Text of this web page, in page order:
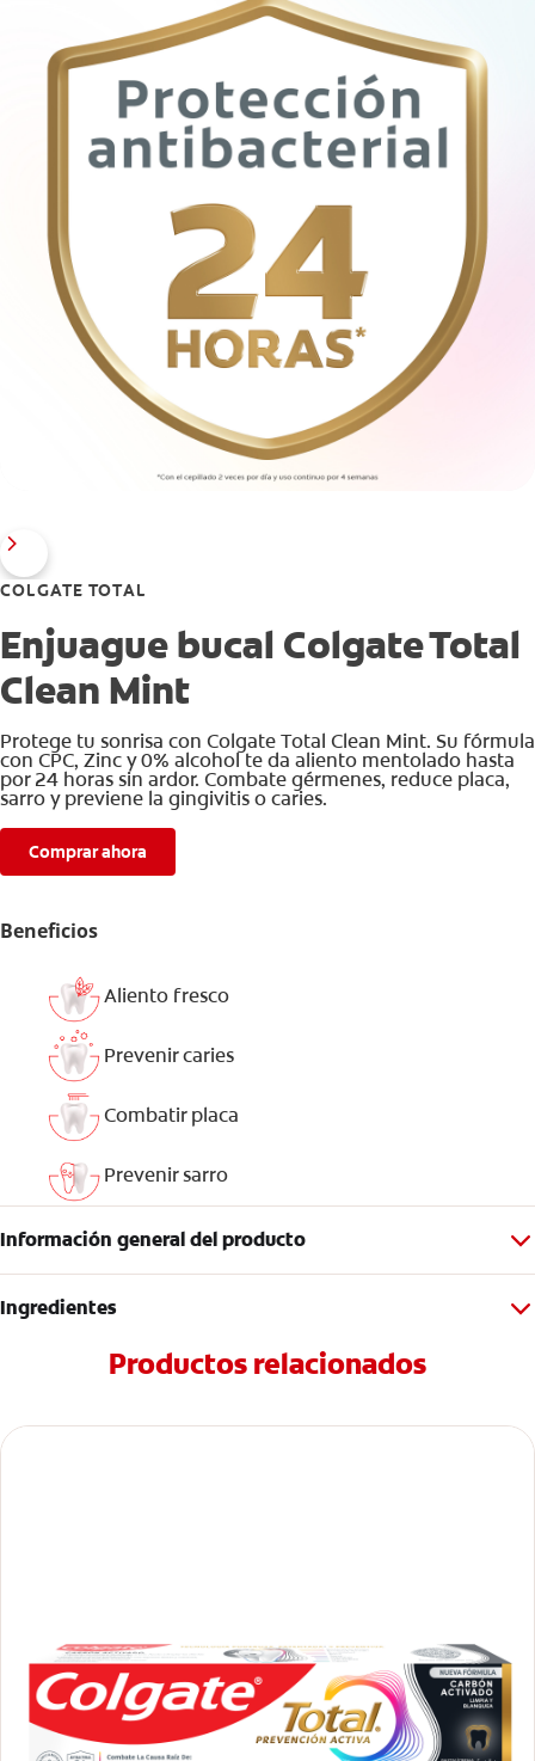
COLGATE TOTAL
Enjuague bucal Colgate Total
Clean Mint
Protege tu sonrisa con Colgate Total Clean Mint. Su fórmula
con CPC, Zinc y 0% alcohol te da aliento mentolado hasta
por 24 horas sin ardor. Combate gérmenes, reduce placa,
sarro y previene la gingivitis o caries.
Comprar ahora
Beneficios
Aliento fresco
Prevenir caries
Combatir placa
Prevenir sarro
Información general del producto
Ingredientes
Productos relacionados